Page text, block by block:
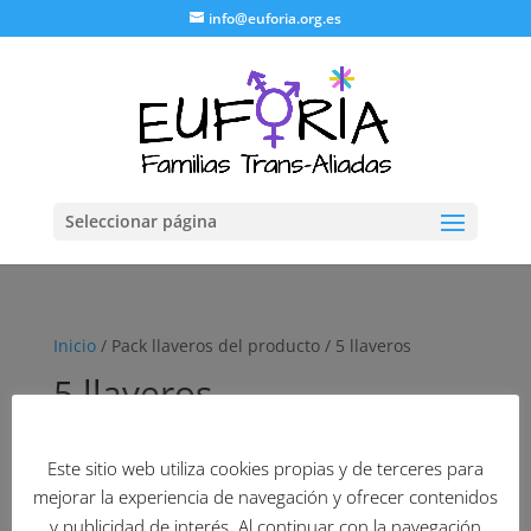
info@euforia.org.es
Seleccionar página
Inicio/ Pack llaveros del producto / 5 llaveros
5 llaveros
No se han encontrado productos que
coincidan con tu selección.
Este sitio web utiliza cookies propias y de terceres para
mejorar la experiencia de navegación y ofrecer contenidos
y publicidad de interés. Al continuar con la navegación